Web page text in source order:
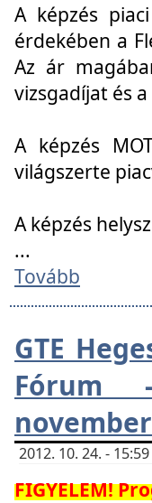
A képzés
érdekében a
Az ár
vizsgadíjat és
A képzés
világszerte
A képzés
...
Tovább
GTE
Fórum
2012. 10. 24. -
FIGYELEM!